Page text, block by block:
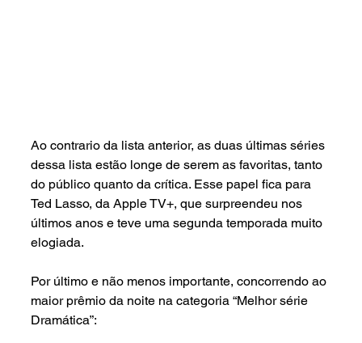
Ao contrario da lista anterior, as duas últimas séries
dessa lista estão longe de serem as favoritas, tanto
do público quanto da crítica. Esse papel fica para
Ted Lasso, da Apple TV+, que surpreendeu nos
últimos anos e teve uma segunda temporada muito
elogiada.
Por último e não menos importante, concorrendo ao
maior prêmio da noite na categoria “Melhor série
Dramática”: